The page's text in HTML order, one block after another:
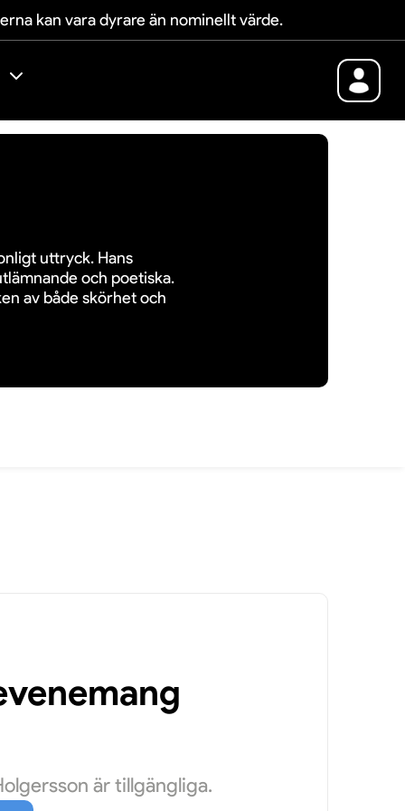
kan vara dyrare än nominellt värde.
uttryck. Hans
och poetiska.
av både skörhet och
är tillgängliga.